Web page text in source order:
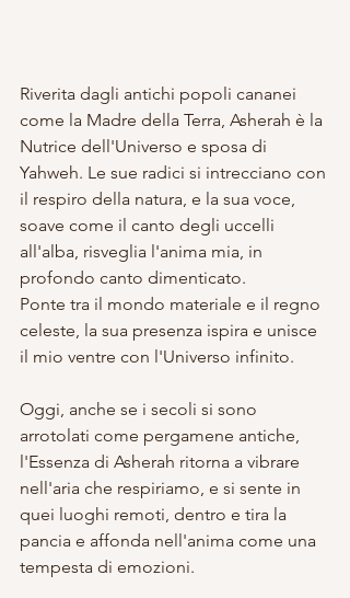
Riverita dagli antichi popoli cananei
come la Madre della Terra, Asherah è la
Nutrice dell'Universo e sposa di
Yahweh. Le sue radici si intrecciano con
il respiro della natura, e la sua voce,
soave come il canto degli uccelli
all'alba, risveglia l'anima mia, in
profondo canto dimenticato.
Ponte tra il mondo materiale e il regno
celeste, la sua presenza ispira e unisce
il mio ventre con l'Universo infinito.
Oggi, anche se i secoli si sono
arrotolati come pergamene antiche,
l'Essenza di Asherah ritorna a vibrare
nell'aria che respiriamo, e si sente in
quei luoghi remoti, dentro e tira la
pancia e affonda nell'anima come una
tempesta di emozioni.